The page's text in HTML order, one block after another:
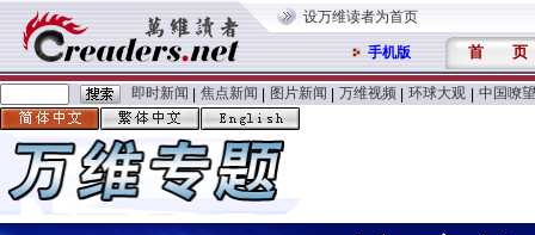
设万维读者为首页
手机版 首 页
即时新闻 焦点新闻 图片新闻 万维视频 环球大观 中国嘹望